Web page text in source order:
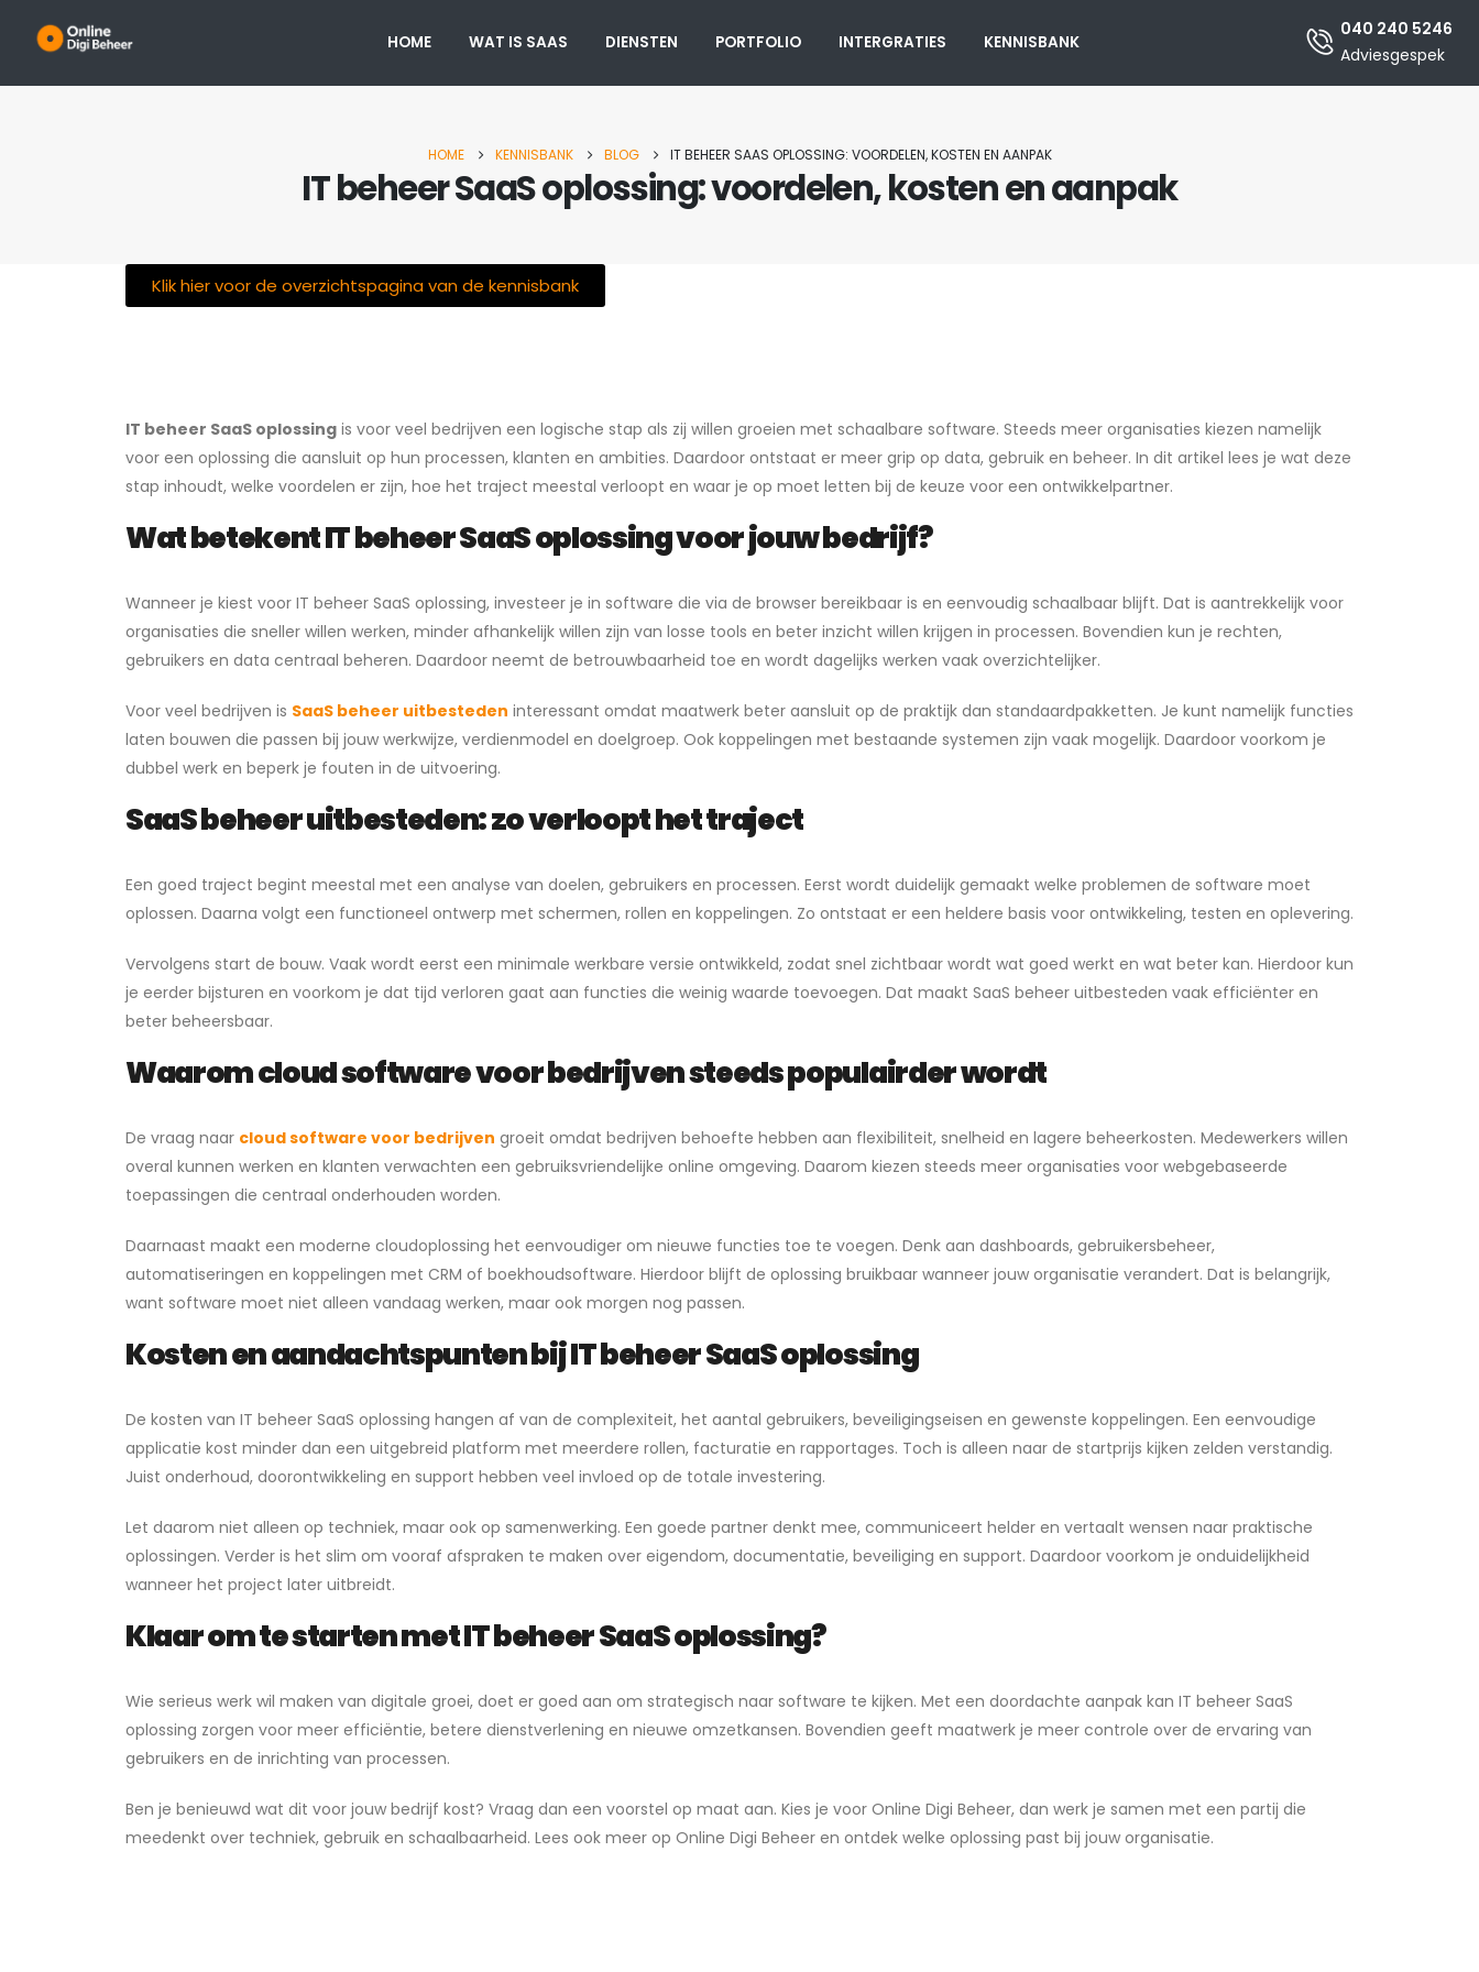
HOME WAT IS SAAS DIENSTEN PORTFOLIO INTERGRATIES KENNISBANK
040 240 5246
Adviesgespek
HOME KENNISBANK BLOG IT BEHEER SAAS OPLOSSING: VOORDELEN, KOSTEN EN AANPAK
IT beheer SaaS oplossing: voordelen, kosten en aanpak
Klik hier voor de overzichtspagina van de kennisbank
IT beheer SaaS oplossing is voor veel bedrijven een logische stap als zij willen groeien met schaalbare software. Steeds meer organisaties kiezen namelijk
voor een oplossing die aansluit op hun processen, klanten en ambities. Daardoor ontstaat er meer grip op data, gebruik en beheer. In dit artikel lees je wat deze
stap inhoudt, welke voordelen er zijn, hoe het traject meestal verloopt en waar je op moet letten bij de keuze voor een ontwikkelpartner.
Wat betekent IT beheer SaaS oplossing voor jouw bedrijf?
Wanneer je kiest voor IT beheer SaaS oplossing, investeer je in software die via de browser bereikbaar is en eenvoudig schaalbaar blijft. Dat is aantrekkelijk voor
organisaties die sneller willen werken, minder afhankelijk willen zijn van losse tools en beter inzicht willen krijgen in processen. Bovendien kun je rechten,
gebruikers en data centraal beheren. Daardoor neemt de betrouwbaarheid toe en wordt dagelijks werken vaak overzichtelijker.
Voor veel bedrijven is SaaS beheer uitbesteden interessant omdat maatwerk beter aansluit op de praktijk dan standaardpakketten. Je kunt namelijk functies
laten bouwen die passen bij jouw werkwijze, verdienmodel en doelgroep. Ook koppelingen met bestaande systemen zijn vaak mogelijk. Daardoor voorkom je
dubbel werk en beperk je fouten in de uitvoering.
SaaS beheer uitbesteden: zo verloopt het traject
Een goed traject begint meestal met een analyse van doelen, gebruikers en processen. Eerst wordt duidelijk gemaakt welke problemen de software moet
oplossen. Daarna volgt een functioneel ontwerp met schermen, rollen en koppelingen. Zo ontstaat er een heldere basis voor ontwikkeling, testen en oplevering.
Vervolgens start de bouw. Vaak wordt eerst een minimale werkbare versie ontwikkeld, zodat snel zichtbaar wordt wat goed werkt en wat beter kan. Hierdoor kun
je eerder bijsturen en voorkom je dat tijd verloren gaat aan functies die weinig waarde toevoegen. Dat maakt SaaS beheer uitbesteden vaak efficiënter en
beter beheersbaar.
Waarom cloud software voor bedrijven steeds populairder wordt
De vraag naar cloud software voor bedrijven groeit omdat bedrijven behoefte hebben aan flexibiliteit, snelheid en lagere beheerkosten. Medewerkers willen
overal kunnen werken en klanten verwachten een gebruiksvriendelijke online omgeving. Daarom kiezen steeds meer organisaties voor webgebaseerde
toepassingen die centraal onderhouden worden.
Daarnaast maakt een moderne cloudoplossing het eenvoudiger om nieuwe functies toe te voegen. Denk aan dashboards, gebruikersbeheer,
automatiseringen en koppelingen met CRM of boekhoudsoftware. Hierdoor blijft de oplossing bruikbaar wanneer jouw organisatie verandert. Dat is belangrijk,
want software moet niet alleen vandaag werken, maar ook morgen nog passen.
Kosten en aandachtspunten bij IT beheer SaaS oplossing
De kosten van IT beheer SaaS oplossing hangen af van de complexiteit, het aantal gebruikers, beveiligingseisen en gewenste koppelingen. Een eenvoudige
applicatie kost minder dan een uitgebreid platform met meerdere rollen, facturatie en rapportages. Toch is alleen naar de startprijs kijken zelden verstandig.
Juist onderhoud, doorontwikkeling en support hebben veel invloed op de totale investering.
Let daarom niet alleen op techniek, maar ook op samenwerking. Een goede partner denkt mee, communiceert helder en vertaalt wensen naar praktische
oplossingen. Verder is het slim om vooraf afspraken te maken over eigendom, documentatie, beveiliging en support. Daardoor voorkom je onduidelijkheid
wanneer het project later uitbreidt.
Klaar om te starten met IT beheer SaaS oplossing?
Wie serieus werk wil maken van digitale groei, doet er goed aan om strategisch naar software te kijken. Met een doordachte aanpak kan IT beheer SaaS
oplossing zorgen voor meer efficiëntie, betere dienstverlening en nieuwe omzetkansen. Bovendien geeft maatwerk je meer controle over de ervaring van
gebruikers en de inrichting van processen.
Ben je benieuwd wat dit voor jouw bedrijf kost? Vraag dan een voorstel op maat aan. Kies je voor Online Digi Beheer, dan werk je samen met een partij die
meedenkt over techniek, gebruik en schaalbaarheid. Lees ook meer op Online Digi Beheer en ontdek welke oplossing past bij jouw organisatie.